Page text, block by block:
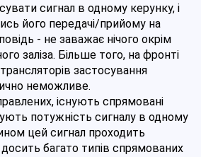
сигнал в одному керунку, і
його передачі/прийому на
- не заважає нічого окрім
заліза. Більше того, на фронті
застосування
неможливе.
існують спрямовані
потужність сигналу в одному
цей сигнал проходить
досить багато типів спрямованих